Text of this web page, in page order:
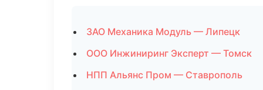
ЗАО Механика Модуль — Липецк
ООО Инжиниринг Эксперт — Томск
НПП Альянс Пром — Ставрополь